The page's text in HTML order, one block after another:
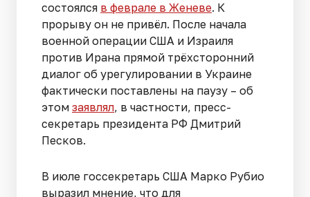
состоялся в феврале в Женеве. К
прорыву он не привёл. После начала
военной операции США и Израиля
против Ирана прямой трёхсторонний
диалог об урегулировании в Украине
фактически поставлены на паузу – об
этом заявлял, в частности, пресс-
секретарь президента РФ Дмитрий
Песков.
В июле госсекретарь США Марко Рубио
выразил мнение, что для